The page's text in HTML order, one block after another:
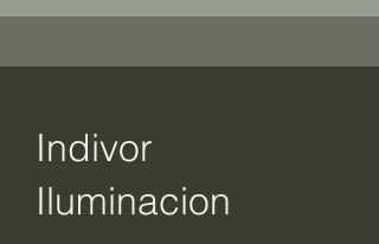
Indivor
Iluminacion